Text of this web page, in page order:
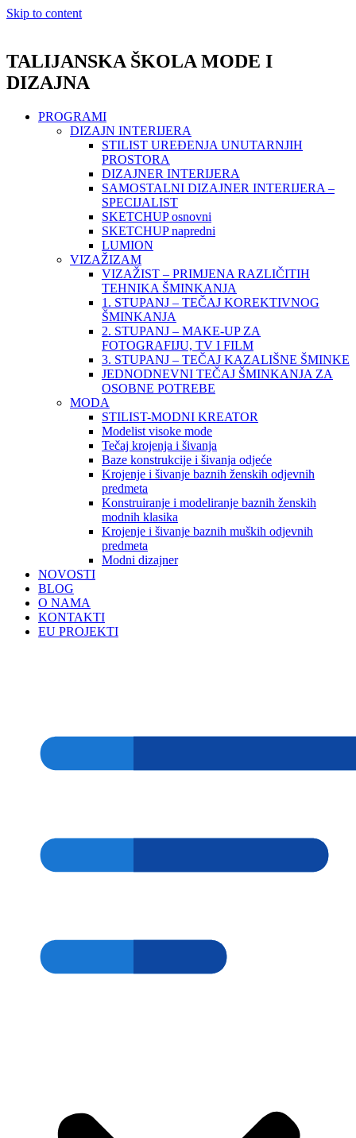
Skip to content
TALIJANSKA ŠKOLA MODE I
DIZAJNA
PROGRAMI
DIZAJN INTERIJERA
STILIST UREĐENJA UNUTARNJIH
PROSTORA
DIZAJNER INTERIJERA
SAMOSTALNI DIZAJNER INTERIJERA –
SPECIJALIST
SKETCHUP osnovni
SKETCHUP napredni
LUMION
VIZAŽIZAM
VIZAŽIST – PRIMJENA RAZLIČITIH
TEHNIKA ŠMINKANJA
1. STUPANJ – TEČAJ KOREKTIVNOG
ŠMINKANJA
2. STUPANJ – MAKE-UP ZA
FOTOGRAFIJU, TV I FILM
3. STUPANJ – TEČAJ KAZALIŠNE ŠMINKE
JEDNODNEVNI TEČAJ ŠMINKANJA ZA
OSOBNE POTREBE
MODA
STILIST-MODNI KREATOR
Modelist visoke mode
Tečaj krojenja i šivanja
Baze konstrukcije i šivanja odjeće
Krojenje i šivanje baznih ženskih odjevnih
predmeta
Konstruiranje i modeliranje baznih ženskih
modnih klasika
Krojenje i šivanje baznih muških odjevnih
predmeta
Modni dizajner
NOVOSTI
BLOG
O NAMA
KONTAKTI
EU PROJEKTI